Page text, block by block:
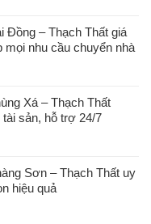
Đồng – Thạch Thất giá
mọi nhu cầu chuyển nhà
Xá – Thạch Thất
sản, hỗ trợ 24/7
Sơn – Thạch Thất uy
hiệu quả